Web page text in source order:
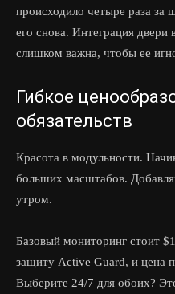
происходило четыре раза за
его снова. Интеграция двери
слишком важна, чтобы ее
Гибкое
обязательств
Красота в модульности.
больших масштабов.
утром.
Базовый мониторинг стоит
защиту Active Guard, и цена
Выберите 24/7 для обоих?